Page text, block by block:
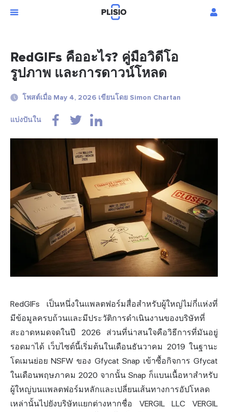
RedGIFs คืออะไร? คู่มือวิดีโอ
รูปภาพ และการดาวน์โหลด
โพสต์เมื่อ May 4, 2026 เขียนโดย Simon Chartan
แบ่งปันใน
RedGIFs เป็นหนึ่งในแพลตฟอร์มสื่อสำหรับผู้ใหญ่ไม่กี่แห่งที่
มีข้อมูลครบถ้วนและมีประวัติการดำเนินงานของบริษัทที่
สะอาดหมดจดในปี 2026 ส่วนที่น่าสนใจคือวิธีการที่มันอยู่
รอดมาได้ เว็บไซต์นี้เริ่มต้นในเดือนธันวาคม 2019 ในฐานะ
โดเมนย่อยNSFW ของ Gfycat Snap เข้าซื้อกิจการ Gfycat
ในเดือนพฤษภาคม 2020 จากนั้น Snap ก็แบนเนื้อหาสำหรับ
ผู้ใหญ่บนแพลตฟอร์มหลักและเปลี่ยนเส้นทางการอัปโหลด
เหล่านั้นไปยังบริษัทแยกต่างหากชื่อ VERGIL LLC VERGIL